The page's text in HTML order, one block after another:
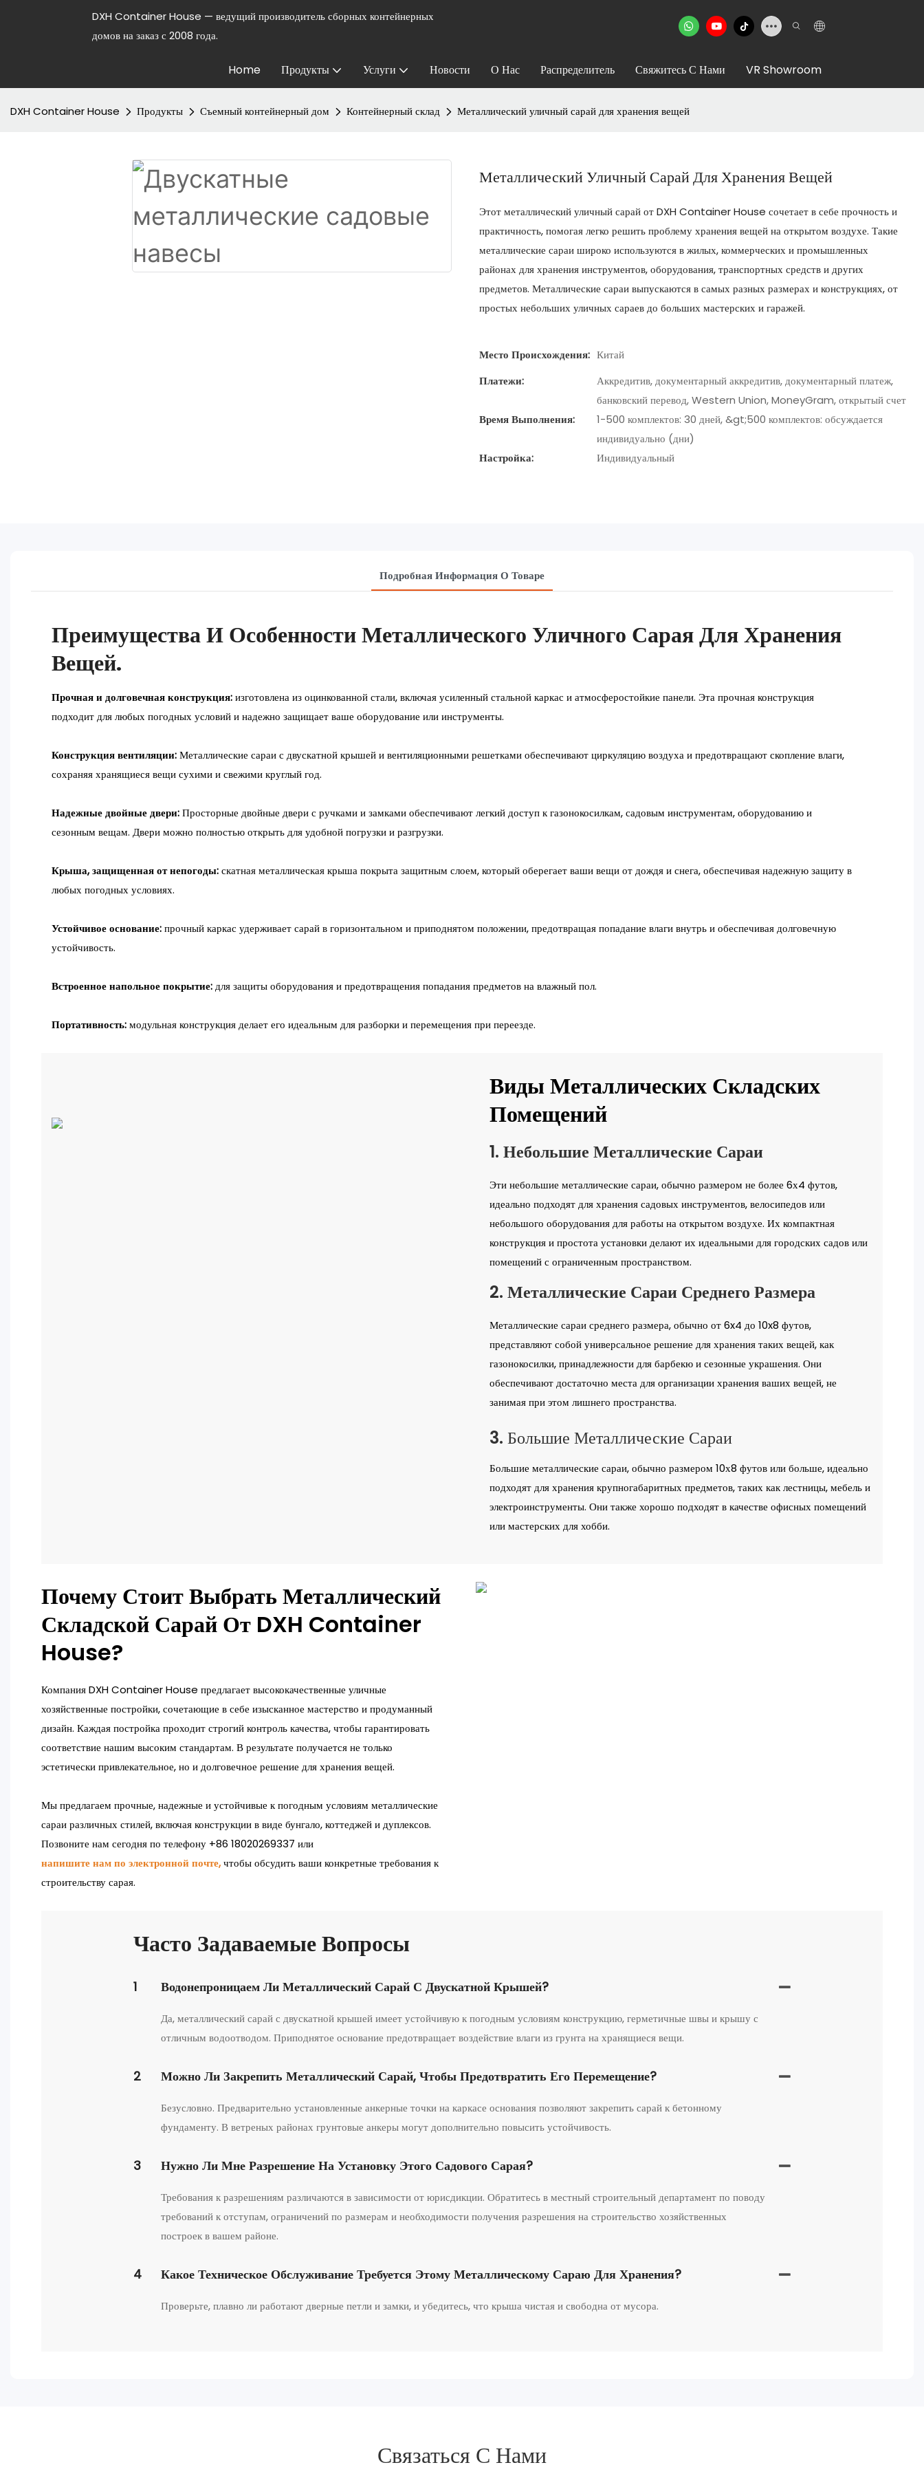
DXH Container House — ведущий производитель сборных контейнерных
домов на заказ с 2008 года.
Home Продукты Услуги Новости О Нас Распределитель Свяжитесь С Нами VR Showroom
DXH Container House Продукты Съемный контейнерный дом Контейнерный склад Металлический уличный сарай для хранения вещей
Металлический Уличный Сарай Для Хранения Вещей
Этот металлический уличный сарай от DXH Container House сочетает в себе прочность и
практичность, помогая легко решить проблему хранения вещей на открытом воздухе. Такие
металлические сараи широко используются в жилых, коммерческих и промышленных
районах для хранения инструментов, оборудования, транспортных средств и других
предметов. Металлические сараи выпускаются в самых разных размерах и конструкциях, от
простых небольших уличных сараев до больших мастерских и гаражей.
Место Происхождения: Китай
Платежи:
Аккредитив, документарный аккредитив, документарный платеж,
банковский перевод, Western Union, MoneyGram, открытый счет
Время Выполнения:
1-500 комплектов: 30 дней, &gt;500 комплектов: обсуждается
индивидуально (дни)
Настройка:
Индивидуальный
Подробная Информация О Товаре
Преимущества И Особенности Металлического Уличного Сарая Для Хранения
Вещей.
Прочная и долговечная конструкция:изготовлена ​​из оцинкованной стали, включая усиленный стальной каркас и атмосферостойкие панели. Эта прочная конструкция
подходит для любых погодных условий и надежно защищает ваше оборудование или инструменты.
Конструкция вентиляции:Металлические сараи с двускатной крышей и вентиляционными решетками обеспечивают циркуляцию воздуха и предотвращают скопление влаги,
сохраняя хранящиеся вещи сухими и свежими круглый год.
Надежные двойные двери:Просторные двойные двери с ручками и замками обеспечивают легкий доступ к газонокосилкам, садовым инструментам, оборудованию и
сезонным вещам. Двери можно полностью открыть для удобной погрузки и разгрузки.
Крыша, защищенная от непогоды:скатная металлическая крыша покрыта защитным слоем, который оберегает ваши вещи от дождя и снега, обеспечивая надежную защиту в
любых погодных условиях.
Устойчивое основание:прочный каркас удерживает сарай в горизонтальном и приподнятом положении, предотвращая попадание влаги внутрь и обеспечивая долговечную
устойчивость.
Встроенное напольное покрытие:для защиты оборудования и предотвращения попадания предметов на влажный пол.
Портативность:модульная конструкция делает его идеальным для разборки и перемещения при переезде.
Виды Металлических Складских
Помещений
1. Небольшие Металлические Сараи
Эти небольшие металлические сараи, обычно размером не более 6х4 футов,
идеально подходят для хранения садовых инструментов, велосипедов или
небольшого оборудования для работы на открытом воздухе. Их компактная
конструкция и простота установки делают их идеальными для городских садов или
помещений с ограниченным пространством.
2. Металлические Сараи Среднего Размера
Металлические сараи среднего размера, обычно от 6x4 до 10x8 футов,
представляют собой универсальное решение для хранения таких вещей, как
газонокосилки, принадлежности для барбекю и сезонные украшения. Они
обеспечивают достаточно места для организации хранения ваших вещей, не
занимая при этом лишнего пространства.
3. Большие Металлические Сараи
Большие металлические сараи, обычно размером 10х8 футов или больше, идеально
подходят для хранения крупногабаритных предметов, таких как лестницы, мебель и
электроинструменты. Они также хорошо подходят в качестве офисных помещений
или мастерских для хобби.
Почему Стоит Выбрать Металлический
Складской Сарай От DXH Container
House?
Компания DXH Container House предлагает высококачественные уличные
хозяйственные постройки, сочетающие в себе изысканное мастерство и продуманный
дизайн. Каждая постройка проходит строгий контроль качества, чтобы гарантировать
соответствие нашим высоким стандартам. В результате получается не только
эстетически привлекательное, но и долговечное решение для хранения вещей.
Мы предлагаем прочные, надежные и устойчивые к погодным условиям металлические
сараи различных стилей, включая конструкции в виде бунгало, коттеджей и дуплексов.
Позвоните нам сегодня по телефону +86 18020269337 или
напишите нам по электронной почте,чтобы обсудить ваши конкретные требования к
строительству сарая.
Часто Задаваемые Вопросы
1 Водонепроницаем Ли Металлический Сарай С Двускатной Крышей?
Да, металлический сарай с двускатной крышей имеет устойчивую к погодным условиям конструкцию, герметичные швы и крышу с
отличным водоотводом. Приподнятое основание предотвращает воздействие влаги из грунта на хранящиеся вещи.
2 Можно Ли Закрепить Металлический Сарай, Чтобы Предотвратить Его Перемещение?
Безусловно. Предварительно установленные анкерные точки на каркасе основания позволяют закрепить сарай к бетонному
фундаменту. В ветреных районах грунтовые анкеры могут дополнительно повысить устойчивость.
3 Нужно Ли Мне Разрешение На Установку Этого Садового Сарая?
Требования к разрешениям различаются в зависимости от юрисдикции. Обратитесь в местный строительный департамент по поводу
требований к отступам, ограничений по размерам и необходимости получения разрешения на строительство хозяйственных
построек в вашем районе.
4 Какое Техническое Обслуживание Требуется Этому Металлическому Сараю Для Хранения?
Проверьте, плавно ли работают дверные петли и замки, и убедитесь, что крыша чистая и свободна от мусора.
Связаться С Нами